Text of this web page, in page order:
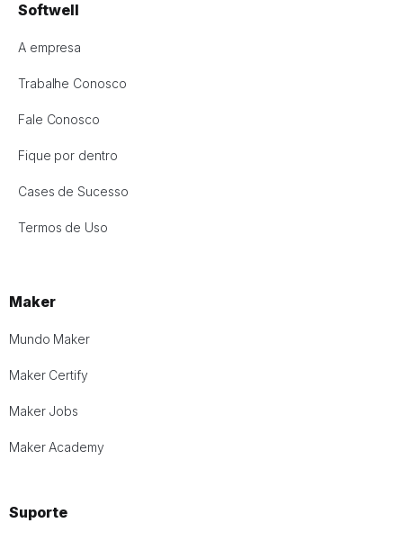
Softwell
A empresa
Trabalhe Conosco
Fale Conosco
Fique por dentro
Cases de Sucesso
Termos de Uso
Maker
Mundo Maker
Maker Certify
Maker Jobs
Maker Academy
Suporte